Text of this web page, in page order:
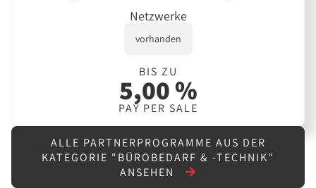
Netzwerke
vorhanden
BIS ZU
5,00 %
PAY PER SALE
ALLE PARTNERPROGRAMME AUS DER
KATEGORIE "BÜROBEDARF & -TECHNIK"
ANSEHEN